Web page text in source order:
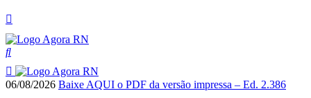
06/08/2026 Baixe AQUI o PDF da versão impressa – Ed. 2.386